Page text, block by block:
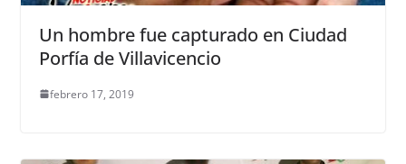
Un hombre fue capturado en Ciudad
Porfía de Villavicencio
febrero 17, 2019